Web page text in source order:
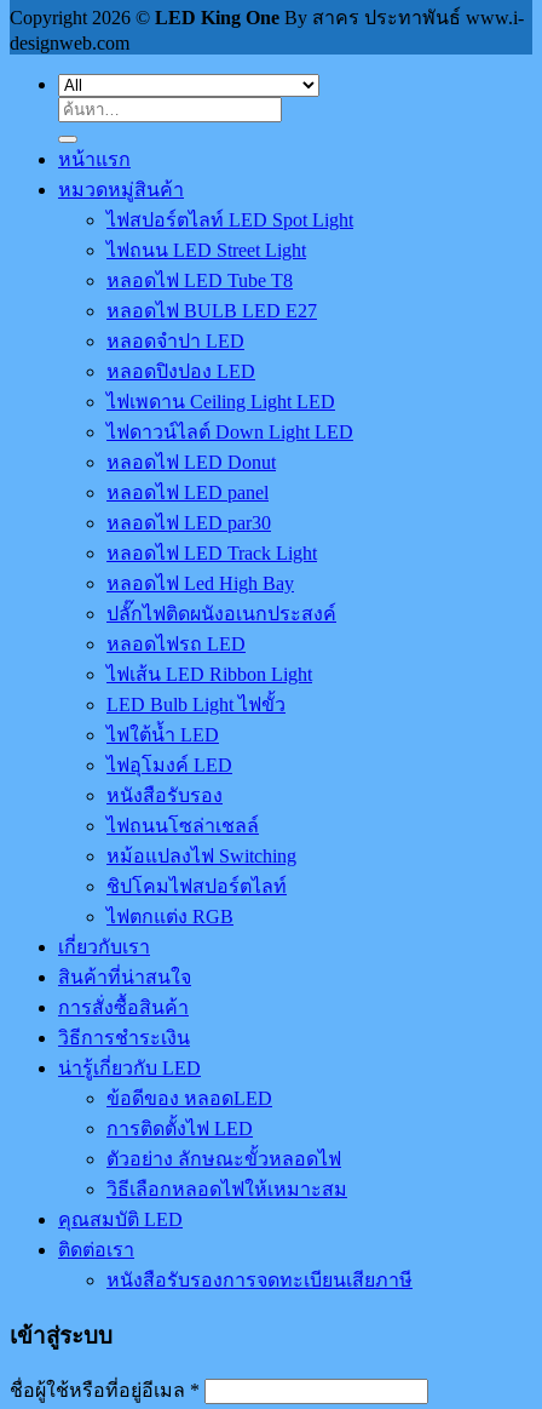
Copyright 2026 © LED King One By สาคร ประทาพันธ์ www.i-
designweb.com
ค้นหา:
หน้าแรก
หมวดหมู่สินค้า
ไฟสปอร์ตไลท์ LED Spot Light
ไฟถนน LED Street Light
หลอดไฟ LED Tube T8
หลอดไฟ BULB LED E27
หลอดจำปา LED
หลอดปิงปอง LED
ไฟเพดาน Ceiling Light LED
ไฟดาวน์ไลต์ Down Light LED
หลอดไฟ LED Donut
หลอดไฟ LED panel
หลอดไฟ LED par30
หลอดไฟ LED Track Light
หลอดไฟ Led High Bay
ปลั๊กไฟติดผนังอเนกประสงค์
หลอดไฟรถ LED
ไฟเส้น LED Ribbon Light
LED Bulb Light ไฟขั้ว
ไฟใต้น้ำ LED
ไฟอุโมงค์ LED
หนังสือรับรอง
ไฟถนนโซล่าเชลล์
หม้อแปลงไฟ Switching
ชิปโคมไฟสปอร์ตไลท์
ไฟตกแต่ง RGB
เกี่ยวกับเรา
สินค้าที่น่าสนใจ
การสั่งซื้อสินค้า
วิธีการชำระเงิน
น่ารู้เกี่ยวกับ LED
ข้อดีของ หลอดLED
การติดตั้งไฟ LED
ตัวอย่าง ลักษณะขั้วหลอดไฟ
วิธีเลือกหลอดไฟให้เหมาะสม
คุณสมบัติ LED
ติดต่อเรา
หนังสือรับรองการจดทะเบียนเสียภาษี
เข้าสู่ระบบ
ชื่อผู้ใช้หรือที่อยู่อีเมล *